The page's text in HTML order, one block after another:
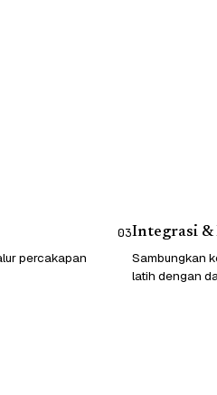
percakapan
03Integrasi &
Sambungkan
latih dengan